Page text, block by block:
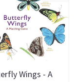
Wings - A